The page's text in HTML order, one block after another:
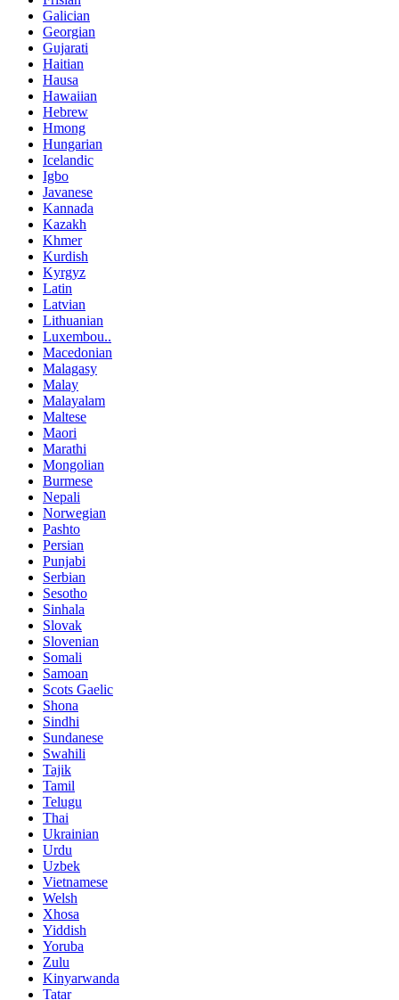
Galician
Georgian
Gujarati
Haitian
Hausa
Hawaiian
Hebrew
Hmong
Hungarian
Icelandic
Igbo
Javanese
Kannada
Kazakh
Khmer
Kurdish
Kyrgyz
Latin
Latvian
Lithuanian
Luxembou..
Macedonian
Malagasy
Malay
Malayalam
Maltese
Maori
Marathi
Mongolian
Burmese
Nepali
Norwegian
Pashto
Persian
Punjabi
Serbian
Sesotho
Sinhala
Slovak
Slovenian
Somali
Samoan
Scots Gaelic
Shona
Sindhi
Sundanese
Swahili
Tajik
Tamil
Telugu
Thai
Ukrainian
Urdu
Uzbek
Vietnamese
Welsh
Xhosa
Yiddish
Yoruba
Zulu
Kinyarwanda
Tatar